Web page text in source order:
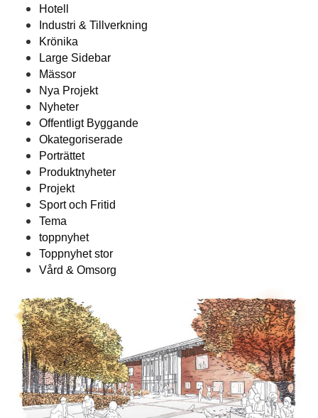
Hotell
Industri & Tillverkning
Krönika
Large Sidebar
Mässor
Nya Projekt
Nyheter
Offentligt Byggande
Okategoriserade
Porträttet
Produktnyheter
Projekt
Sport och Fritid
Tema
toppnyhet
Toppnyhet stor
Vård & Omsorg